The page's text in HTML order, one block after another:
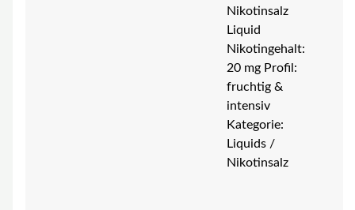
Nikotinsalz
Liquid
Nikotingehalt:
20 mg Profil:
fruchtig &
intensiv
Kategorie:
Liquids /
Nikotinsalz